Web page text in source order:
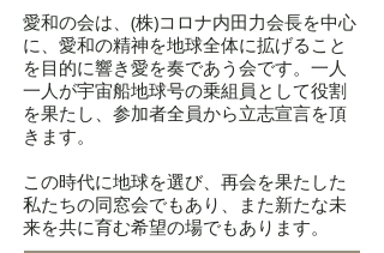
愛和の会は、(株)コロナ内田力会長を中心
に、愛和の精神を地球全体に拡げること
を目的に響き愛を奏であう会です。一人
一人が宇宙船地球号の乗組員として役割
を果たし、参加者全員から立志宣言を頂
きます。
この時代に地球を選び、再会を果たした
私たちの同窓会でもあり、また新たな未
来を共に育む希望の場でもあります。